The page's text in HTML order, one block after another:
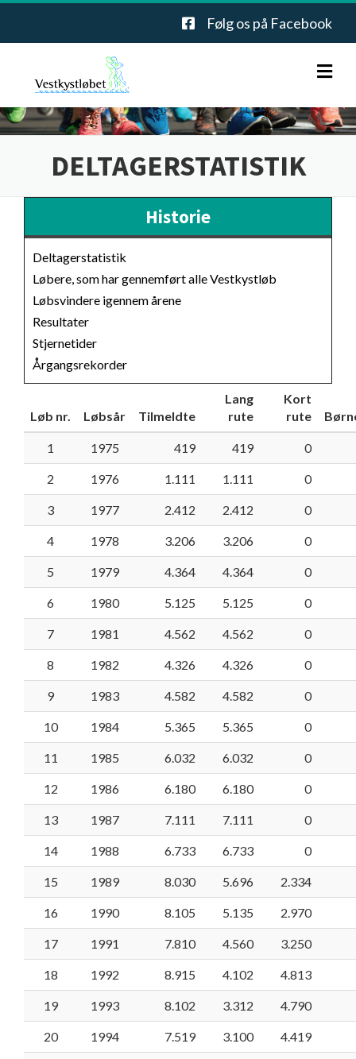
Følg os på Facebook
FORSIDE
HISTORIE
Løbere, som har gennemført alle Vestkystløb
Løbsvindere igennem årene
Resultater
Stjernetider
INFORMATION
Blanketter
Vestkystløbets sponsorer samt frivillige hjælpere
Nyheder
STANDPLADSER
LØBSUDVALG
LINKS
DELTAGERSTATISTIK
Historie
Deltagerstatistik
Løbere, som har gennemført alle Vestkystløb
Løbsvindere igennem årene
Resultater
Stjernetider
Årgangsrekorder
Løb nr. Løbsår Tilmeldte
Lang
rute
Kort
rute
1 1975 419 419 0
2 1976 1.111 1.111 0
3 1977 2.412 2.412 0
4 1978 3.206 3.206 0
5 1979 4.364 4.364 0
6 1980 5.125 5.125 0
7 1981 4.562 4.562 0
8 1982 4.326 4.326 0
9 1983 4.582 4.582 0
10 1984 5.365 5.365 0
11 1985 6.032 6.032 0
12 1986 6.180 6.180 0
13 1987 7.111 7.111 0
14 1988 6.733 6.733 0
15 1989 8.030 5.696 2.334
16 1990 8.105 5.135 2.970
17 1991 7.810 4.560 3.250
18 1992 8.915 4.102 4.813
19 1993 8.102 3.312 4.790
20 1994 7.519 3.100 4.419